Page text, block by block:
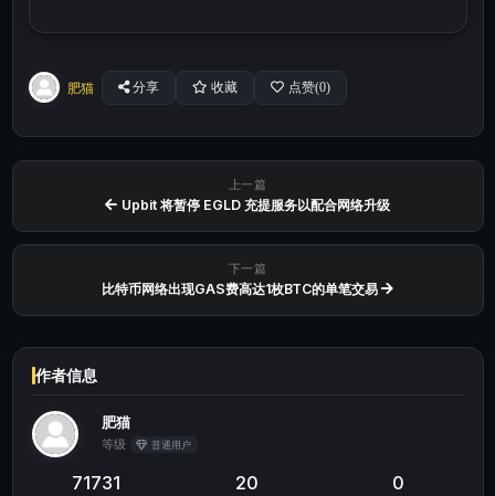
肥猫 分享 收藏 点赞(0)
上一篇
​​Upbit 将暂停 EGLD 充提服务以配合网络升级
下一篇
比特币网络出现GAS费高达1枚BTC的单笔交易
作者信息
肥猫
等级 普通用户
71731 20 0